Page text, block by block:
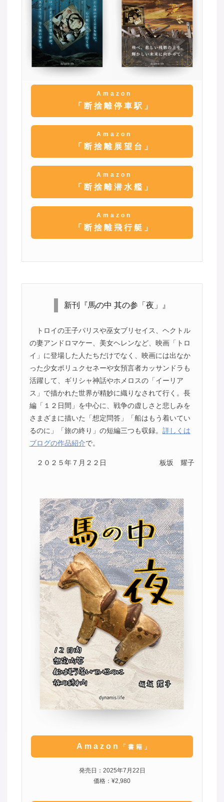
Amazon
「断捨離停車駅」
Amazon
「断捨離展望台」
Amazon
「断捨離潜水艦」
Amazon
「断捨離飛行艇」
新刊『馬の中 其の参「夜」』
トロイの王子パリスや巫女ブリセイス、ヘクトル
の妻アンドロマケー、美女ヘレンなど、映画「トロ
イ」に登場した人たちだけでなく、映画には出なか
った少女ポリュクセネーや女預言者カッサンドラも
活躍して、ギリシャ神話やホメロスの「イーリア
ス」で描かれた世界が精妙に織りなされて行く。長
編「１２日間」を中心に、戦争の虚しさと悲しみを
さまざまに描いた「想定問答」「船はもう着いてい
るのに」「旅の終り」の短編三つも収録。 詳しくは
ブログの作品紹介で。
２０２５年７月２２日 板坂 耀子
Amazon 「書籍」
発売日：2025年7月22日
価格：¥2,980